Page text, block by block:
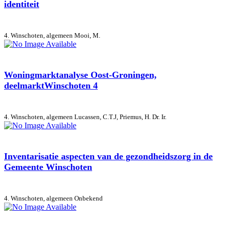
identiteit
4. Winschoten, algemeen Mooi, M.
Woningmarktanalyse Oost-Groningen,
deelmarktWinschoten 4
4. Winschoten, algemeen Lucassen, C.T.J, Priemus, H. Dr. Ir.
Inventarisatie aspecten van de gezondheidszorg in de
Gemeente Winschoten
4. Winschoten, algemeen Onbekend